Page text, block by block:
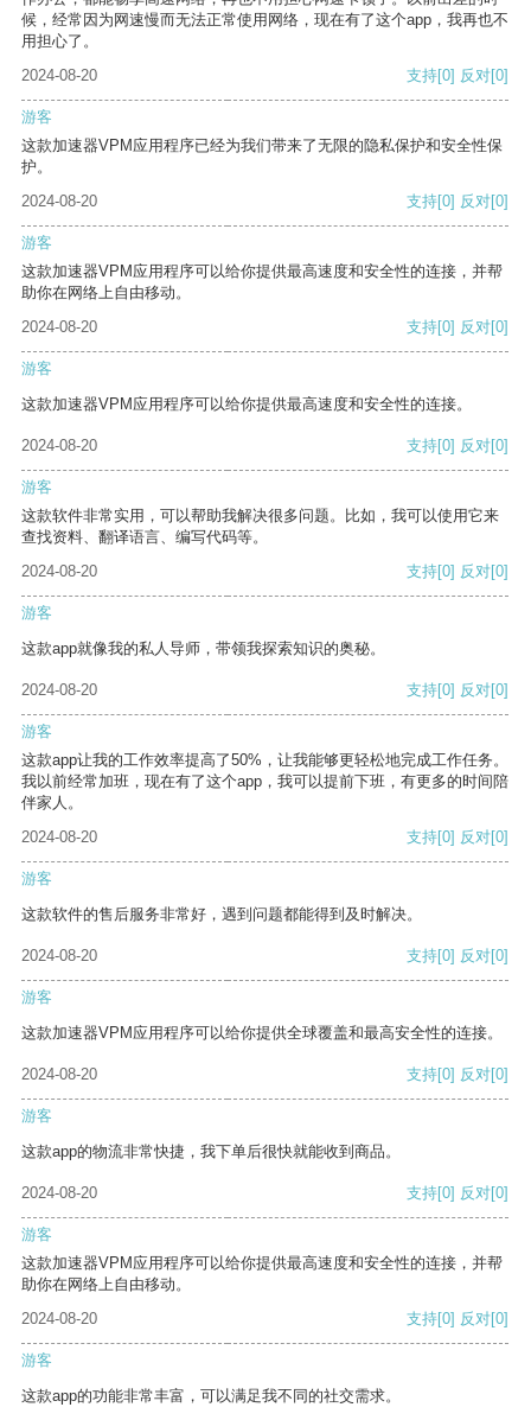
候，经常因为网速慢而无法正常使用网络，现在有了这个app，我再也不
用担心了。
2024-08-20
支持[0] 反对[0]
游客
这款加速器VPM应用程序已经为我们带来了无限的隐私保护和安全性保
护。
2024-08-20
支持[0] 反对[0]
游客
这款加速器VPM应用程序可以给你提供最高速度和安全性的连接，并帮
助你在网络上自由移动。
2024-08-20
支持[0] 反对[0]
游客
这款加速器VPM应用程序可以给你提供最高速度和安全性的连接。
2024-08-20 支持[0] 反对[0]
游客
这款软件非常实用，可以帮助我解决很多问题。比如，我可以使用它来
查找资料、翻译语言、编写代码等。
2024-08-20
支持[0] 反对[0]
游客
这款app就像我的私人导师，带领我探索知识的奥秘。
2024-08-20 支持[0] 反对[0]
游客
这款app让我的工作效率提高了50%，让我能够更轻松地完成工作任务。
我以前经常加班，现在有了这个app，我可以提前下班，有更多的时间陪
伴家人。
2024-08-20
支持[0] 反对[0]
游客
这款软件的售后服务非常好，遇到问题都能得到及时解决。
2024-08-20 支持[0] 反对[0]
游客
这款加速器VPM应用程序可以给你提供全球覆盖和最高安全性的连接。
2024-08-20 支持[0] 反对[0]
游客
这款app的物流非常快捷，我下单后很快就能收到商品。
2024-08-20 支持[0] 反对[0]
游客
这款加速器VPM应用程序可以给你提供最高速度和安全性的连接，并帮
助你在网络上自由移动。
2024-08-20
支持[0] 反对[0]
游客
这款app的功能非常丰富，可以满足我不同的社交需求。